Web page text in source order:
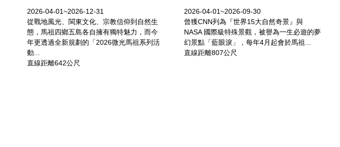
2026-04-01~2026-12-31
從戰地風光、閩東文化、宗教信仰到自然生
態，馬祖四鄉五島各自擁有獨特魅力，而今
年更透過全新規劃的「2026微光馬祖系列活
動...
直線距離642公尺
2026-04-01~2026-09-30
曾獲CNN列為『世界15大自然奇景』與
NASA 國際級特殊景觀，被譽為一生必遊的夢
幻景點「藍眼淚」，每年4月起會於馬祖...
直線距離807公尺